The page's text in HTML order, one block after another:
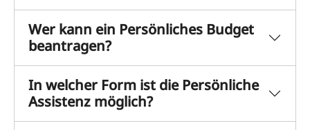
Wer kann ein Persönliches Budget
beantragen?
In welcher Form ist die Persönliche
Assistenz möglich?